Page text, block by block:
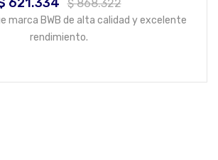
base
$ 868.322
marca BWB de alta calidad y excelente
rendimiento.